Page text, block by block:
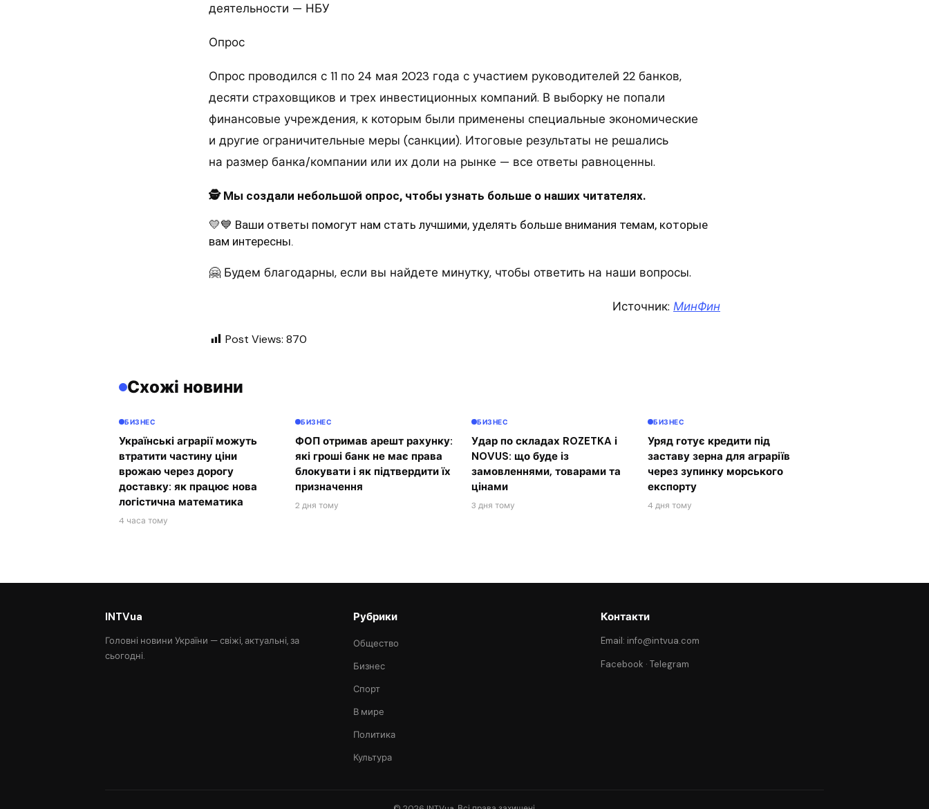
деятельности — НБУ
Опрос
Опрос проводился с 11 по 24 мая 2023 года с участием руководителей 22 банков,
десяти страховщиков и трех инвестиционных компаний. В выборку не попали
финансовые учреждения, к которым были применены специальные экономические
и другие ограничительные меры (санкции). Итоговые результаты не решались
на размер банка/компании или их доли на рынке — все ответы равноценны.
🕵️ Мы создали небольшой опрос, чтобы узнать больше о наших читателях.
💛💙 Ваши ответы помогут нам стать лучшими, уделять больше внимания темам, которые
вам интересны.
🤗 Будем благодарны, если вы найдете минутку, чтобы ответить на наши вопросы.
Источник: МинФин
Post Views: 870
Схожі новини
БИЗНЕС
Українські аграрії можуть
втратити частину ціни
врожаю через дорогу
доставку: як працює нова
логістична математика
4 часа тому
БИЗНЕС
ФОП отримав арешт рахунку:
які гроші банк не має права
блокувати і як підтвердити їх
призначення
2 дня тому
БИЗНЕС
Удар по складах ROZETKA і
NOVUS: що буде із
замовленнями, товарами та
цінами
3 дня тому
БИЗНЕС
Уряд готує кредити під
заставу зерна для аграріїв
через зупинку морського
експорту
4 дня тому
INTVua
Головні новини України — свіжі, актуальні, за
сьогодні.
Рубрики
Общество
Бизнес
Спорт
В мире
Политика
Культура
Контакти
Email: info@intvua.com
Facebook ·Telegram